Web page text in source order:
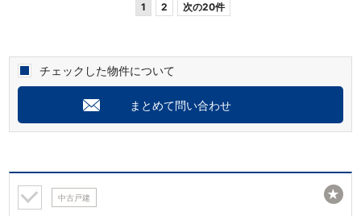
1 2 次の20件
チェックした物件について
まとめて問い合わせ
中古戸建 ★